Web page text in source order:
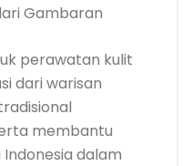
Gambaran
perawatan kulit
dari warisan
membantu
dalam